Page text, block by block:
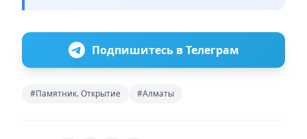
Подпишитесь в Телеграм
#Памятник. Открытие #Алматы